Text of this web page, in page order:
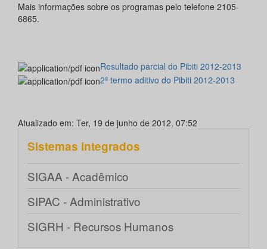
Mais informações sobre os programas pelo telefone 2105-
6865.
Resultado parcial do Pibiti 2012-2013
2º termo aditivo do Pibiti 2012-2013
Atualizado em: Ter, 19 de junho de 2012, 07:52
Sistemas integrados
SIGAA - Acadêmico
SIPAC - Administrativo
SIGRH - Recursos Humanos